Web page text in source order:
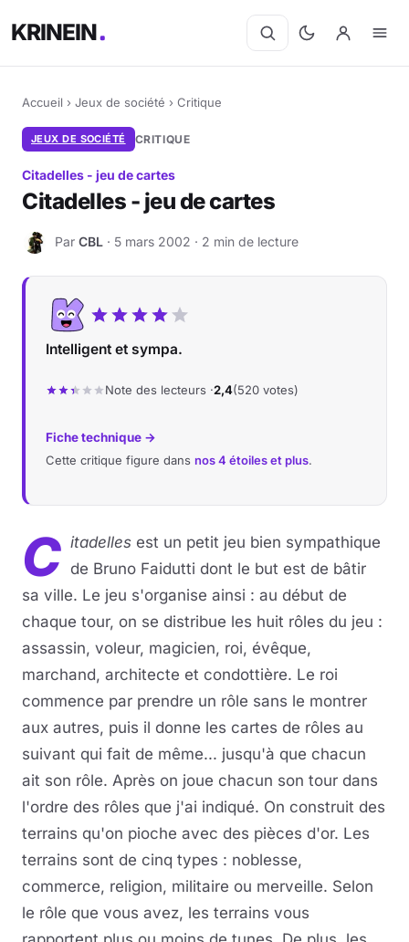
KRINEIN
Accueil › Jeux de société › Critique
JEUX DE SOCIÉTÉ CRITIQUE
Citadelles - jeu de cartes
Citadelles - jeu de cartes
C Par CBL · 5 mars 2002 · 2 min de lecture
Intelligent et sympa.
Note des lecteurs ·2,4(520 votes)
Fiche technique →
Cette critique figure dans nos 4 étoiles et plus.
C itadelles est un petit jeu bien sympathique
de Bruno Faidutti dont le but est de bâtir
sa ville. Le jeu s'organise ainsi : au début de
chaque tour, on se distribue les huit rôles du jeu :
assassin, voleur, magicien, roi, évêque,
marchand, architecte et condottière. Le roi
commence par prendre un rôle sans le montrer
aux autres, puis il donne les cartes de rôles au
suivant qui fait de même... jusqu'à que chacun
ait son rôle. Après on joue chacun son tour dans
l'ordre des rôles que j'ai indiqué. On construit des
terrains qu'on pioche avec des pièces d'or. Les
terrains sont de cinq types : noblesse,
commerce, religion, militaire ou merveille. Selon
le rôle que vous avez, les terrains vous